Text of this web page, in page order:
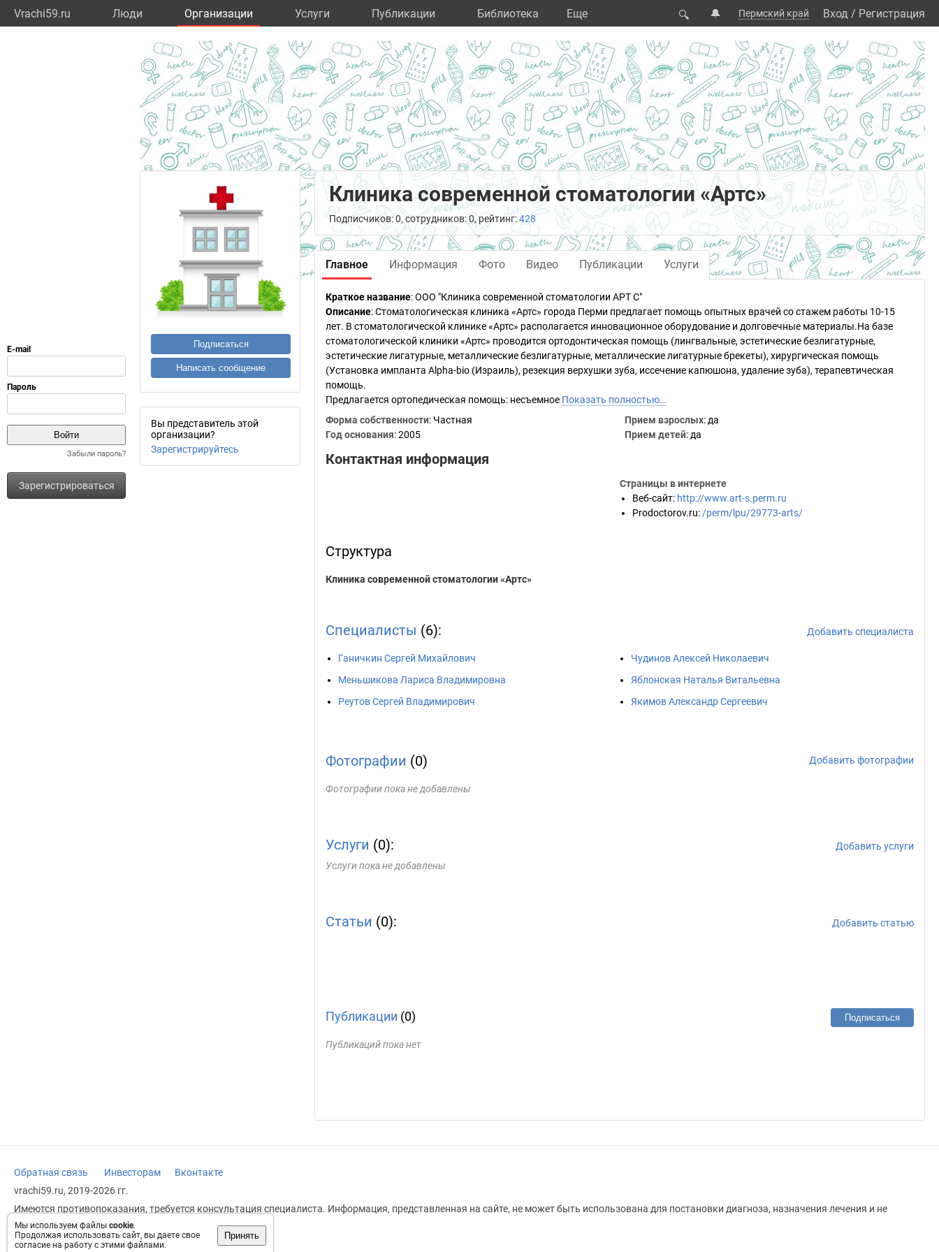
Vrachi59.ru Люди Организации Услуги Публикации Библиотека Eще 🔍 🔔 Пермский край Вход / Регистрация
Забыли пароль?
Зарегистрироваться
Мы используем файлы cookie.
Продолжая использовать сайт, вы даете свое
согласие на работу с этими файлами.
Принять
Подписаться
Написать сообщение
Вы представитель этой
организации?
Зарегистрируйтесь
Клиника современной стоматологии «Артс»
Подписчиков: 0, сотрудников: 0, рейтинг:428
Главное Информация Фото Видео Публикации Услуги
Краткое название:ООО "Клиника современной стоматологии АРТ С"
Описание: Стоматологическая клиника «Артс» города Перми предлагает помощь опытных врачей со стажем работы 10-15
лет. В стоматологической клинике «Артс» располагается инновационное оборудование и долговечные материалы.На базе
стоматологической клиники «Артс» проводится ортодонтическая помощь (лингвальные, эстетические безлигатурные,
эстетические лигатурные, металлические безлигатурные, металлические лигатурные брекеты), хирургическая помощь
(Установка импланта Alpha-bio (Израиль), резекция верхушки зуба, иссечение капюшона, удаление зуба), терапевтическая
помощь.
Предлагается ортопедическая помощь: несъемное Показать полностью…
Форма собственности: Частная
Год основания:2005
Прием взрослых: да
Прием детей: да
Контактная информация
Страницы в интернете
Веб-сайт: http://www.art-s.perm.ru
Prodoctorov.ru: /perm/lpu/29773-arts/
Структура
Клиника современной стоматологии «Артс»
Специалисты (6): Добавить специалиста
Ганичкин Сергей Михайлович
Меньшикова Лариса Владимировна
Реутов Сергей Владимирович
Чудинов Алексей Николаевич
Яблонская Наталья Витальевна
Якимов Александр Сергеевич
Фотографии (0) Добавить фотографии
Фотографии пока не добавлены
Услуги (0):
Добавить услуги
Услуги пока не добавлены
Статьи (0): Добавить статью
Публикации (0) Подписаться
Публикаций пока нет
Обратная связь Инвесторам
Вконтакте
vrachi59.ru, 2019-2026 гг.
Имеются противопоказания, требуется консультация специалиста. Информация, представленная на сайте, не может быть использована для постановки диагноза, назначения лечения и не
заменяет прием врача.
Возрастное ограничение: 18+